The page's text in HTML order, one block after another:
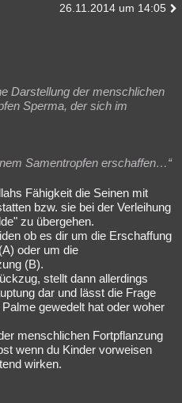
26.11.2014 um 14:05
Darstellung der menschlichen
Sperma, der sich im
Samentropfen erschaffen…“
Fähigkeit die Seinen mit
bzw. sie bei der Verleihung
zu übergehen.
ob es dir um die Erschaffung
oder um die
(B).
stellt dann allerdings
dar und lässt die Frage
gewedelt hat oder woher
menschlichen Fortpflanzung
wenn du Kinder vorweisen
wirken.